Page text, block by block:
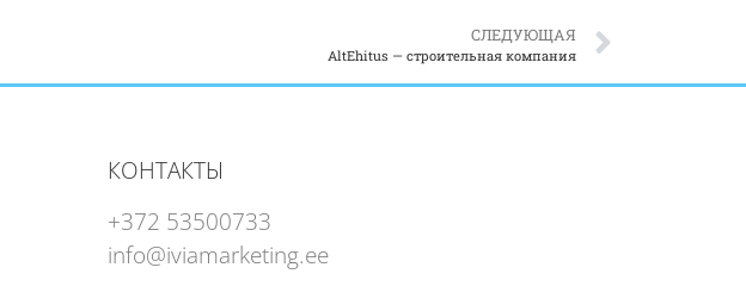
СЛЕДУЮЩАЯ
AltEhitus — строительная компания
КОНТАКТЫ
+372 53500733
info@iviamarketing.ee